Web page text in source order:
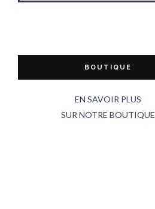
BOUTIQUE
EN SAVOIR PLUS
SUR NOTRE BOUTIQUE